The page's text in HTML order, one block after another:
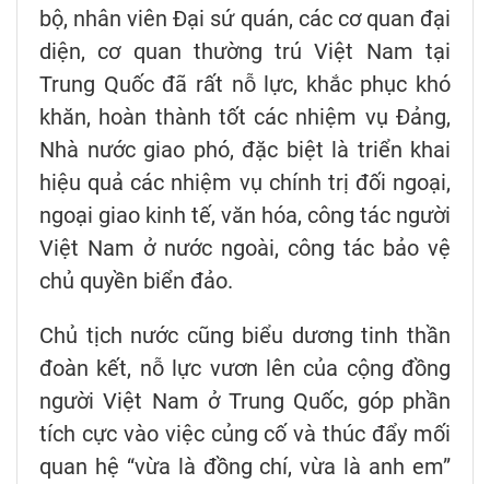
bộ, nhân viên Đại sứ quán, các cơ quan đại
diện, cơ quan thường trú Việt Nam tại
Trung Quốc đã rất nỗ lực, khắc phục khó
khăn, hoàn thành tốt các nhiệm vụ Đảng,
Nhà nước giao phó, đặc biệt là triển khai
hiệu quả các nhiệm vụ chính trị đối ngoại,
ngoại giao kinh tế, văn hóa, công tác người
Việt Nam ở nước ngoài, công tác bảo vệ
chủ quyền biển đảo.
Chủ tịch nước cũng biểu dương tinh thần
đoàn kết, nỗ lực vươn lên của cộng đồng
người Việt Nam ở Trung Quốc, góp phần
tích cực vào việc củng cố và thúc đẩy mối
quan hệ “vừa là đồng chí, vừa là anh em”